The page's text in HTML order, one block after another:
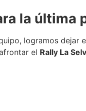
la última
logramos
el Rally La